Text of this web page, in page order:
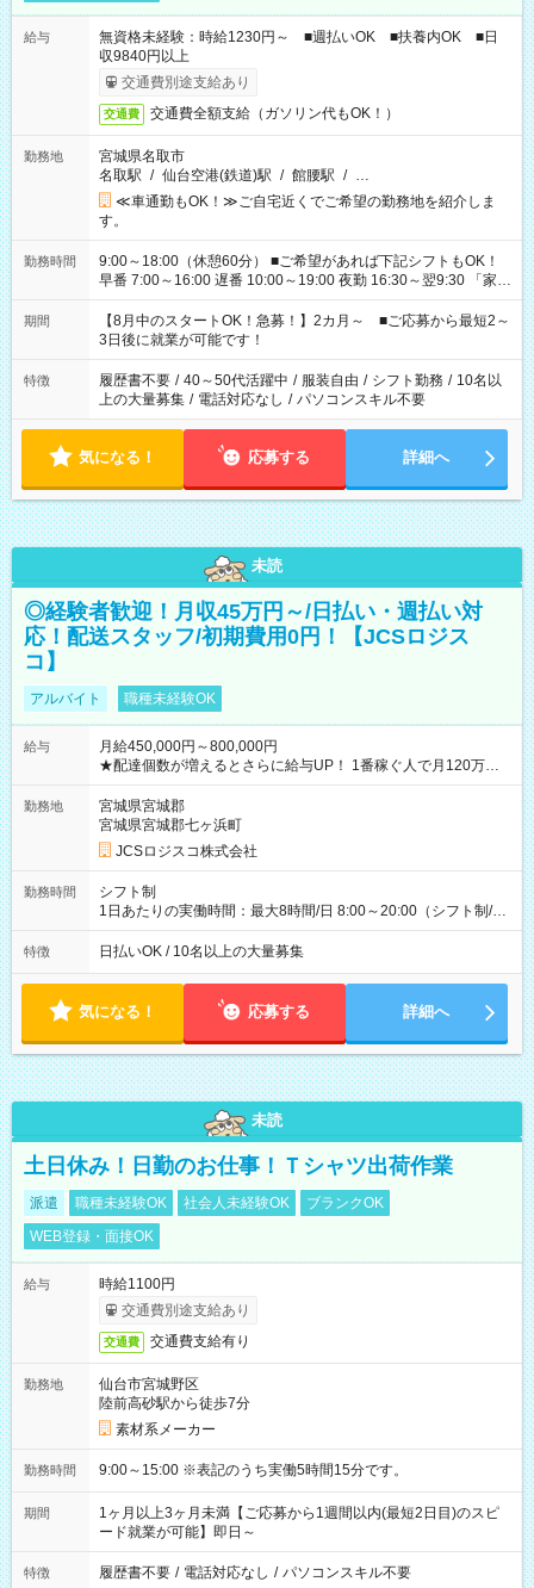
給与
無資格未経験：時給1230円～ ■週払いOK ■扶養内OK ■日
収9840円以上
交通費別途支給あり
交通費 交通費全額支給（ガソリン代もOK！）
勤務地
宮城県名取市
名取駅 / 仙台空港(鉄道)駅 / 館腰駅 / …
≪車通勤もOK！≫ご自宅近くでご希望の勤務地を紹介しま
す。
勤務時間
9:00～18:00（休憩60分） ■ご希望があれば下記シフトもOK！
早番 7:00～16:00 遅番 10:00～19:00 夜勤 16:30～翌9:30 「家族
と休みを合わせたい」 「余裕を持って夕飯の準備がしたい」
「できれば残業はしたくない」 など、ご希望を教えてください
ね。 ※Wワーク希望の方へ 今ご覧のお仕事で希望する勤務時間
と、もう1つのお仕事の勤務時間。 合計で週40時間を超える場
合は応募できません。
期間
【8月中のスタートOK！急募！】2カ月～ ■ご応募から最短2～
3日後に就業が可能です！
特徴 履歴書不要 / 40～50代活躍中 / 服装自由 / シフト勤務 / 10名以
上の大量募集 / 電話対応なし / パソコンスキル不要
気になる！ 応募する 詳細へ
未読
◎経験者歓迎！月収45万円～/日払い・週払い対
応！配送スタッフ/初期費用0円！【JCSロジス
コ】
アルバイト 職種未経験OK
給与
月給450,000円～800,000円
★配達個数が増えるとさらに給与UP！ 1番稼ぐ人で月120万ほ
ど！ ・主要都市エリア 月収55万円／週5日稼働 月収65万~112
万円／週6日稼働 ・地方郊外エリア 月収40万円／週5日稼働 月
収40万円~50万円／週6日稼働 ＜モデルイメージ＞ ■月収50万
円 (27歳男性/江東区在住)※元建築関係 1日150個配達×25日勤務
(日休み) ■月収80万円(43歳男性/墨田区在住)※元営業 1日200個
勤務地
宮城県宮城郡
宮城県宮城郡七ヶ浜町
JCSロジスコ株式会社
勤務時間
シフト制
1日あたりの実働時間：最大8時間/日 8:00～20:00（シフト制/実
働8時間） ※週5日勤務（場所次第では週4も有り） ※配達状況
によって時間外での勤務可能性有り ※案件により多少の前後あ
特徴 日払いOK / 10名以上の大量募集
気になる！ 応募する 詳細へ
未読
土日休み！日勤のお仕事！Ｔシャツ出荷作業
派遣 職種未経験OK 社会人未経験OK
ブランクOK
WEB登録・面接OK
給与
時給1100円
交通費別途支給あり
交通費 交通費支給有り
勤務地
仙台市宮城野区
陸前高砂駅から徒歩7分
素材系メーカー
勤務時間 9:00～15:00 ※表記のうち実働5時間15分です。
期間
1ヶ月以上3ヶ月未満【ご応募から1週間以内(最短2日目)のスピ
ード就業が可能】即日～
特徴 履歴書不要 / 電話対応なし / パソコンスキル不要